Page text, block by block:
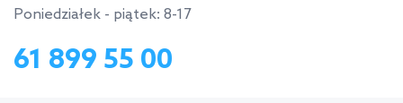
Poniedziałek - piątek: 8-17
61 899 55 00